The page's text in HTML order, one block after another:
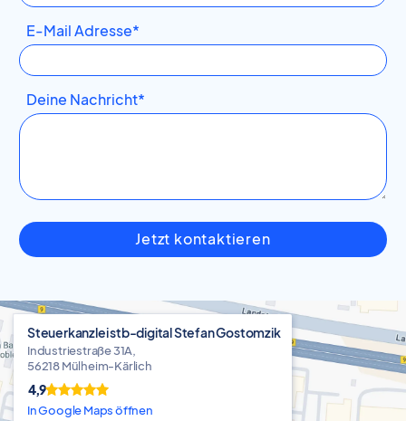
E-Mail Adresse*
Deine Nachricht*
Jetzt kontaktieren
Steuerkanzlei stb-digital Stefan Gostomzik
Industriestraße 31A,
56218 Mülheim-Kärlich
4,9
In Google Maps öffnen